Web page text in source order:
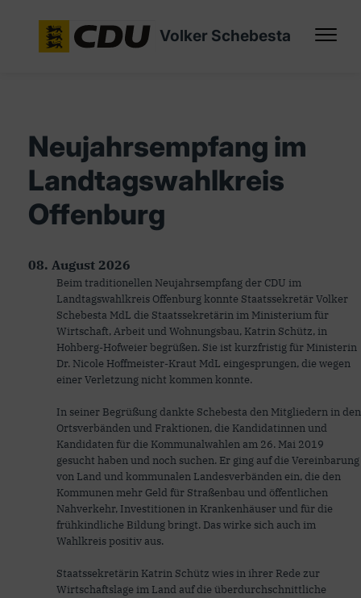
Volker Schebesta
Neujahrsempfang im
Landtagswahlkreis
Offenburg
08. August 2026
Beim traditionellen Neujahrsempfang der CDU im
Landtagswahlkreis Offenburg konnte Staatssekretär Volker
Schebesta MdL die Staatssekretärin im Ministerium für
Wirtschaft, Arbeit und Wohnungsbau, Katrin Schütz, in
Hohberg-Hofweier begrüßen. Sie ist kurzfristig für Ministerin
Dr. Nicole Hoffmeister-Kraut MdL eingesprungen, die wegen
einer Verletzung nicht kommen konnte.
In seiner Begrüßung dankte Schebesta den Mitgliedern in den
Ortsverbänden und Fraktionen, die Kandidatinnen und
Kandidaten für die Kommunalwahlen am 26. Mai 2019
gesucht haben und noch suchen. Er ging auf die Vereinbarung
von Land und kommunalen Landesverbänden ein, die den
Kommunen mehr Geld für Straßenbau und öffentlichen
Nahverkehr, Investitionen in Krankenhäuser und für die
frühkindliche Bildung bringt. Das wirke sich auch im
Wahlkreis positiv aus.
Staatssekretärin Katrin Schütz wies in ihrer Rede zur
Wirtschaftslage im Land auf die überdurchschnittliche